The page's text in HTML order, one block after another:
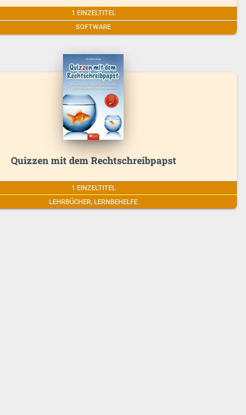
1 EINZELTITEL
SOFTWARE
Quizzen mit dem Rechtschreibpapst
1 EINZELTITEL
LEHRBÜCHER, LERNBEHELFE